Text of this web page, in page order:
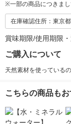
※一部の商品につきま
在庫確認住所：東京
賞味期限/使用期限
ご購入について
天然素材を使っている
こちらの商品も